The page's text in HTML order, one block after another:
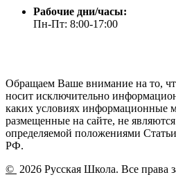
Рабочие дни/часы:
Пн-Пт: 8:00-17:00
Обращаем Ваше внимание на то,
носит исключительно
каких условиях информационные
размещенные на сайте, не
определяемой положениями
РФ.
© 2026 Русская Школа. Все